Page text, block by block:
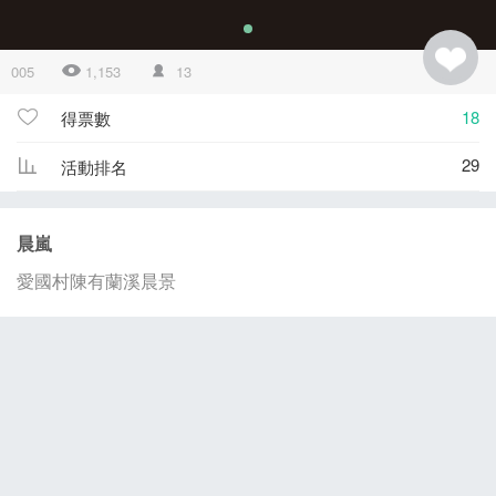
005 1,153 13
得票數 18
活動排名 29
晨嵐
愛國村陳有蘭溪晨景